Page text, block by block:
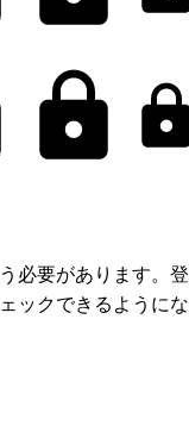
必要があります。登
ックできるようにな